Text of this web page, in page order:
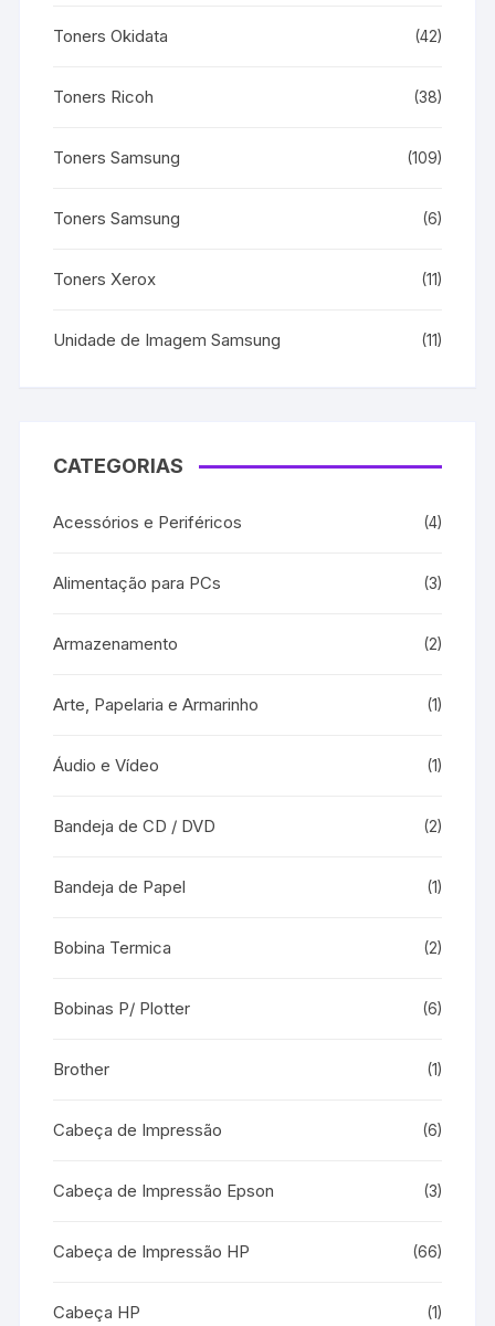
Toners Okidata (42)
Toners Ricoh (38)
Toners Samsung (109)
Toners Samsung (6)
Toners Xerox (11)
Unidade de Imagem Samsung (11)
CATEGORIAS
Acessórios e Periféricos (4)
Alimentação para PCs (3)
Armazenamento (2)
Arte, Papelaria e Armarinho (1)
Áudio e Vídeo (1)
Bandeja de CD / DVD (2)
Bandeja de Papel (1)
Bobina Termica (2)
Bobinas P/ Plotter (6)
Brother (1)
Cabeça de Impressão (6)
Cabeça de Impressão Epson (3)
Cabeça de Impressão HP (66)
Cabeça HP (1)